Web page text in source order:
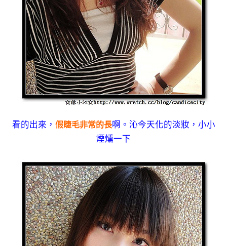
看的出來， 假睫毛非常的長啊。沁今天化的淡妝，小小
煙燻一下